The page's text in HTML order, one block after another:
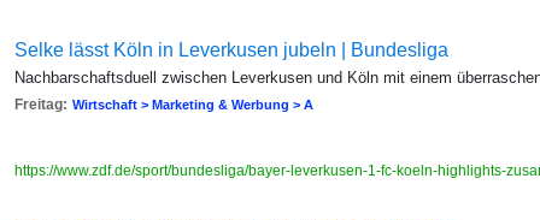
Selke lässt Köln in Leverkusen jubeln | Bundesliga
Nachbarschaftsduell zwischen Leverkusen und Köln mit einem
Freitag: Wirtschaft > Marketing & Werbung > A
https://www.zdf.de/sport/bundesliga/bayer-leverkusen-1-fc-koeln-highlights-